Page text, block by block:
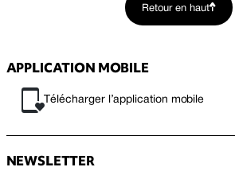
Retour en haut
APPLICATION MOBILE
Télécharger l’application mobile
NEWSLETTER